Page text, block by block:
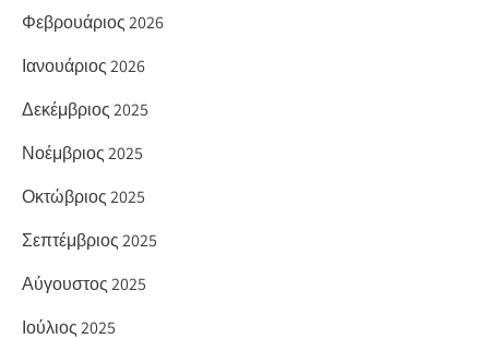
Φεβρουάριος 2026
Ιανουάριος 2026
Δεκέμβριος 2025
Νοέμβριος 2025
Οκτώβριος 2025
Σεπτέμβριος 2025
Αύγουστος 2025
Ιούλιος 2025